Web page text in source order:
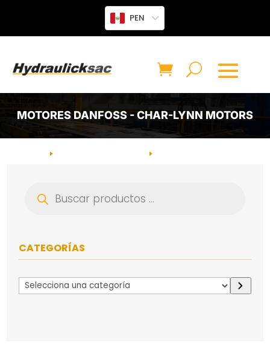
PEN
MOTORES DANFOSS - CHAR-LYNN MOTORS
E E
productos
CATEGORÍAS
Selecciona
una